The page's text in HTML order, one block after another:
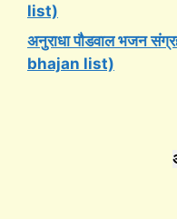
list)
अनुराधा पौडवाल भजन
bhajan list)